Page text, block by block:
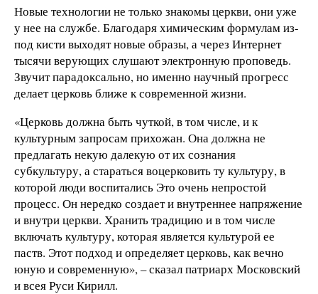
Новые технологии не только знакомы церкви, они уже
у нее на службе. Благодаря химическим формулам из-
под кисти выходят новые образы, а через Интернет
тысячи верующих слушают электронную проповедь.
Звучит парадоксально, но именно научный прогресс
делает церковь ближе к современной жизни.
«Церковь должна быть чуткой, в том числе, и к
культурным запросам прихожан. Она должна не
предлагать некую далекую от их сознания
субкультуру, а стараться воцерковить ту культуру, в
которой люди воспитались Это очень непростой
процесс. Он нередко создает и внутреннее напряжение
и внутри церкви. Хранить традицию и в том числе
включать культуру, которая является культурой ее
паств. Этот подход и определяет церковь, как вечно
юную и современную», – сказал патриарх Московский
и всея Руси Кирилл.